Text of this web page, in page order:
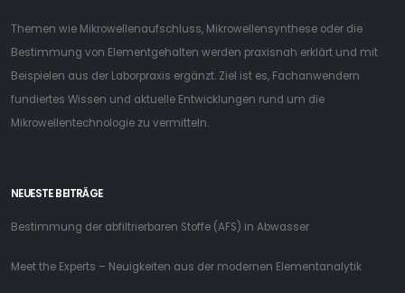
Themen wie Mikrowellenaufschluss, Mikrowellensynthese oder die
Bestimmung von Elementgehalten werden praxisnah erklärt und mit
Beispielen aus der Laborpraxis ergänzt. Ziel ist es, Fachanwendern
fundiertes Wissen und aktuelle Entwicklungen rund um die
Mikrowellentechnologie zu vermitteln.
NEUESTE BEITRÄGE
Bestimmung der abfiltrierbaren Stoffe (AFS) in Abwasser
Meet the Experts – Neuigkeiten aus der modernen Elementanalytik